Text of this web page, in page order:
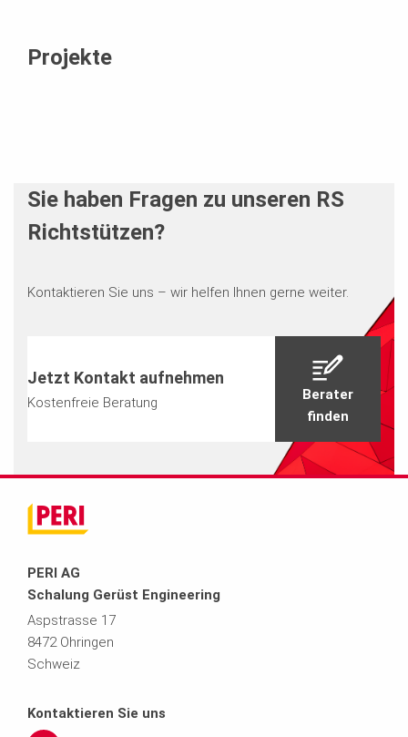
Projekte
Sie haben Fragen zu unseren RS
Richtstützen?
Kontaktieren Sie uns – wir helfen Ihnen gerne weiter.
Jetzt Kontakt aufnehmen
Kostenfreie Beratung
Berater
finden
PERI AG
Schalung Gerüst Engineering
Aspstrasse 17
8472 Ohringen
Schweiz
Kontaktieren Sie uns